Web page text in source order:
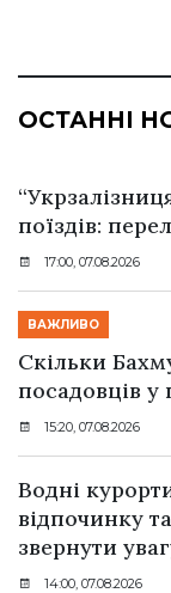
ОСТАННІ
поїздів:
17:00, 07.08.2026
ВАЖЛИВО
Скільки
посадовців у
15:20, 07.08.2026
Водні
відпочинку
звернути
14:00, 07.08.2026